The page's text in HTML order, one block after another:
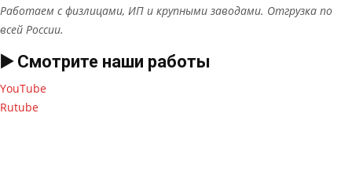
Работаем с физлицами, ИП и крупными заводами. Отгрузка по
всей России.
▶️ Смотрите наши работы
YouTube
Rutube